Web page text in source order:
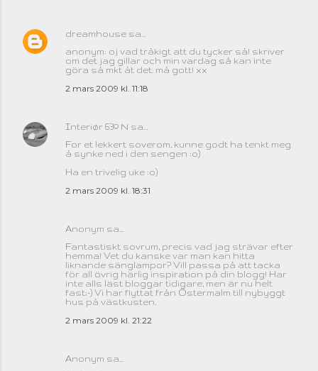
dreamhouse sa…
anonym: oj vad tråkigt att du tycker så! skriver
om det jag gillar och min vardag så kan inte
göra så mkt åt det. må gott! xx
2 mars 2009 kl. 11:18
Interiør 63º N sa…
For et lekkert soverom, kunne godt ha tenkt meg
å synke ned i den sengen :o)
Ha en trivelig uke :o)
2 mars 2009 kl. 18:31
Anonym sa…
Fantastiskt sovrum, precis vad jag strävar efter
hemma! Vet du kanske var man kan hitta
liknande sänglampor? Vill passa på att tacka
för all övrig härlig inspiration på din blogg! Har
inte alls läst bloggar tidigare, men är nu helt
fast;-) Vi har flyttat från Östermalm till nybyggt
hus på västkusten.
2 mars 2009 kl. 21:22
Anonym sa…